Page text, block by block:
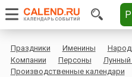
Праздники Именины
Компании
Персоны
Лунный
Производственные календари